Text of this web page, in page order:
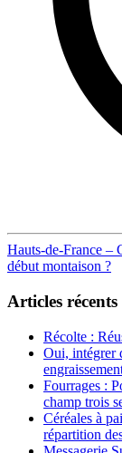
Post
navigation
Hauts-de-France –
début montaison ?
Articles récents
Récolte :
Oui, intégrer
Fourrages :
champ trois
Céréales à
répartition